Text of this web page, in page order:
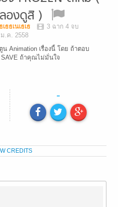
องดูสิ )
เธธเนเธเธ
3 ฉาก 4 จบ
.ค. 2558
Animation เรื่องนี้ โดย ถ้าตอบ
ถ้าคุณไม่มั่นใจ
-
CREDITS